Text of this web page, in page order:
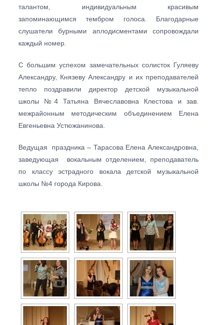
талантом, индивидуальным красивым
запоминающимся тембром голоса. Благодарные
слушатели бурными аплодисментами сопровождали
каждый номер.
С большим успехом замечательных солисток Гуляеву
Александру, Князеву Александру и их преподавателей
тепло поздравили директор детской музыкальной
школы №4 Татьяна Вячеславовна Клестова и зав.
межрайонным методическим объединением Елена
Евгеньевна Устюжанинова.
Ведущая праздника – Тарасова Елена Александровна,
заведующая вокальным отделением, преподаватель
по классу эстрадного вокала детской музыкальной
школы №4 города Кирова.